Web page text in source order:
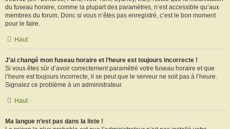
du fuseau horaire, comme la plupart des paramètres, n’est accessible qu’aux
membres du forum. Donc si vous n’êtes pas enregistré, c’est le bon moment
pour le faire.
Haut
J’ai changé mon fuseau horaire et l’heure est toujours incorrecte !
Si vous êtes sûr d’avoir correctement paramétré votre fuseau horaire et que
l’heure est toujours incorrecte, il se peut que le serveur ne soit pas à l’heure.
Signalez ce problème à un administrateur.
Haut
Ma langue n’est pas dans la liste !